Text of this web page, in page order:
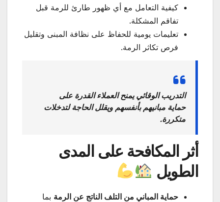
كيفية التعامل مع أي ظهور طارئ للرمة قبل
تفاقم المشكلة.
تعليمات يومية للحفاظ على نظافة المبنى وتقليل
فرص تكاثر الرمة.
التدريب الوقائي يمنح العملاء القدرة على
حماية مبانيهم بأنفسهم ويقلل الحاجة لتدخلات
متكررة.
أثر المكافحة على المدى
الطويل
حماية المباني من التلف الناتج عن الرمة بما